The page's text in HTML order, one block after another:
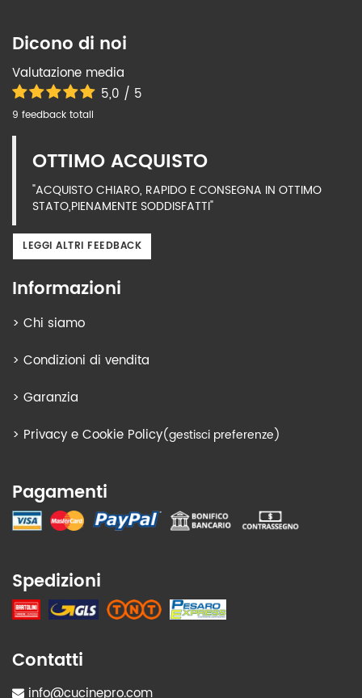
Dicono di noi
Valutazione media
5,0 / 5
9 feedback totali
OTTIMO ACQUISTO
"ACQUISTO CHIARO, RAPIDO E CONSEGNA IN OTTIMO
STATO,PIENAMENTE SODDISFATTI"
LEGGI ALTRI FEEDBACK
Informazioni
> Chi siamo
> Condizioni di vendita
> Garanzia
> Privacy e Cookie Policy(gestisci preferenze)
Pagamenti
Spedizioni
Contatti
info@cucinepro.com